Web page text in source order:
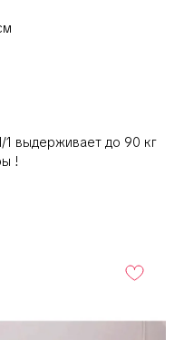
выдерживает до 90 кг
!